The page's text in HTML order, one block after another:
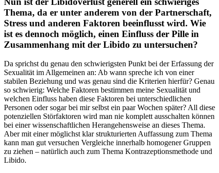
Thema, da er unter anderem von der Partnerschaft,
Stress und anderen Faktoren beeinflusst wird. Wie
ist es dennoch möglich, einen Einfluss der Pille in
Zusammenhang mit der Libido zu untersuchen?
Da sprichst du genau den schwierigsten Punkt bei der Erfassung der
Sexualität im Allgemeinen an: Ab wann spreche ich von einer
stabilen Beziehung und was genau sind die Kriterien hierfür? Genau
so schwierig: Welche Faktoren bestimmen meine Sexualität und
welchen Einfluss haben diese Faktoren bei unterschiedlichen
Personen oder sogar bei mir selbst ein paar Wochen später? All diese
potenziellen Störfaktoren wird man nie komplett ausschalten können
bei einer wissenschaftlichen Herangehensweise an dieses Thema.
Aber mit einer möglichst klar strukturierten Auffassung zum Thema
kann man gut versuchen Vergleiche innerhalb homogener Gruppen
zu ziehen – natürlich auch zum Thema Kontrazeptionsmethode und
Libido.